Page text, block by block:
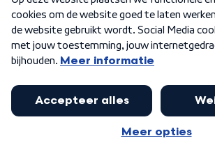
Algemene voorwaarden